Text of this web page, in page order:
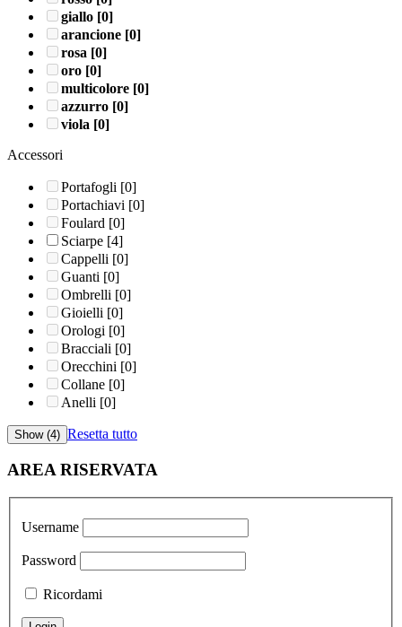
giallo [0]
arancione [0]
rosa [0]
oro [0]
multicolore [0]
azzurro [0]
viola [0]
Accessori
Portafogli [0]
Portachiavi [0]
Foulard [0]
Sciarpe [4]
Cappelli [0]
Guanti [0]
Ombrelli [0]
Gioielli [0]
Orologi [0]
Bracciali [0]
Orecchini [0]
Collane [0]
Anelli [0]
Resetta tutto
AREA RISERVATA
Username
Password
Ricordami